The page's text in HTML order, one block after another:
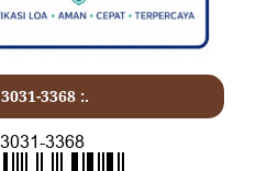
3031-3368:.